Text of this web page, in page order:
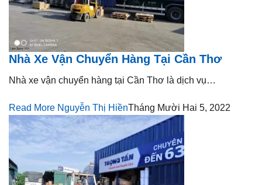
Nhà Xe Vận Chuyển Hàng Tại Cần Thơ
Nhà xe vận chuyển hàng tại Cần Thơ là dịch vụ…
Read More Nguyễn Thị HiềnTháng Mười Hai 5, 2022